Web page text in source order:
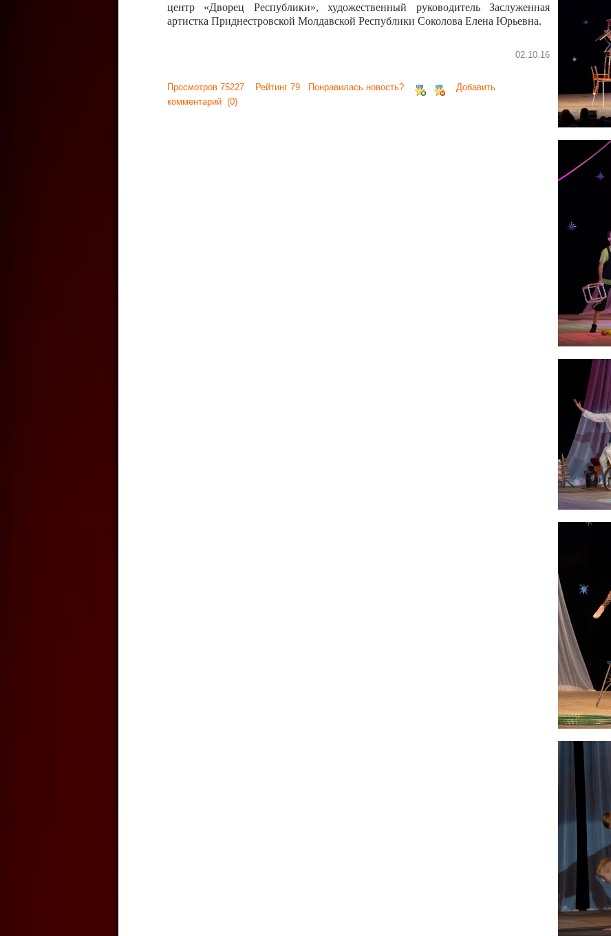
центр «Дворец Республики», художественный руководитель Заслуженная
артистка Приднестровской Молдавской Республики Соколова Елена Юрьевна.
02.10.16
Просмотров 75227 Рейтинг 79 Понравилась новость?
Добавить
комментарий (0)